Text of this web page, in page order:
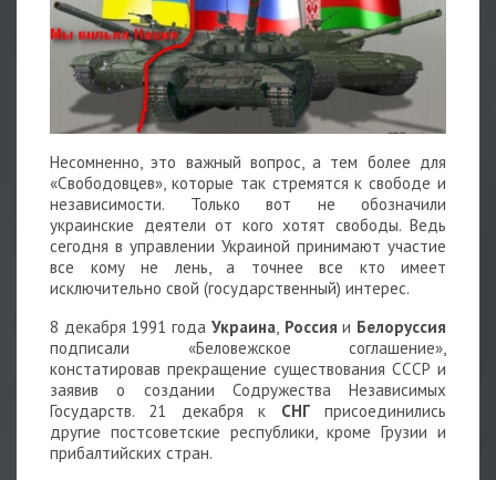
Несомненно, это важный вопрос, а тем более для
«Свободовцев», которые так стремятся к свободе и
независимости. Только вот не обозначили
украинские деятели от кого хотят свободы. Ведь
сегодня в управлении Украиной принимают участие
все кому не лень, а точнее все кто имеет
исключительно свой (государственный) интерес.
8 декабря 1991 года Украина,Россияи Белоруссия
подписали «Беловежское соглашение»,
констатировав прекращение существования СССР и
заявив о создании Содружества Независимых
Государств. 21 декабря к СНГприсоединились
другие постсоветские республики, кроме Грузии и
прибалтийских стран.